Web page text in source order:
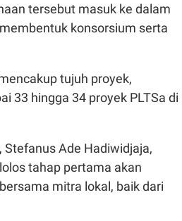
tersebut masuk ke dalam
konsorsium serta
tujuh proyek,
33 hingga 34 proyek PLTSa di
Ade Hadiwidjaja,
tahap pertama akan
mitra lokal, baik dari